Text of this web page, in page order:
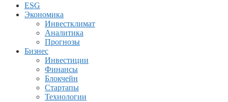
ESG
Экономика
Инвестклимат
Аналитика
Прогнозы
Бизнес
Инвестиции
Финансы
Блокчейн
Стартапы
Технологии